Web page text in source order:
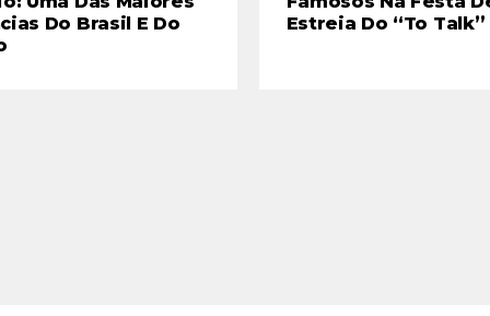
Do Brasil E Do
Estreia Do “To Talk”